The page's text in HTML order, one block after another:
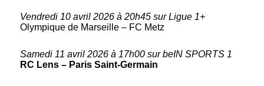
Vendredi 10 avril 2026 à 20h45 sur Ligue 1+
Olympique de Marseille – FC Metz
Samedi 11 avril 2026 à 17h00 sur beIN SPORTS 1
RC Lens – Paris Saint-Germain